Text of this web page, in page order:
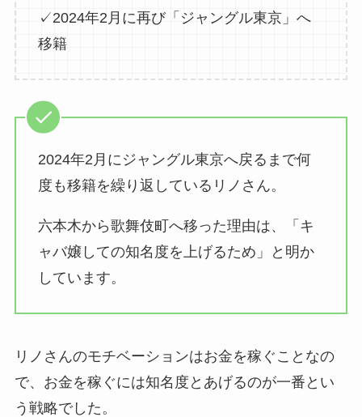
✓2024年2月に再び「ジャングル東京」へ
移籍
2024年2月にジャングル東京へ戻るまで何
度も移籍を繰り返しているリノさん。
六本木から歌舞伎町へ移った理由は、「キ
ャバ嬢しての知名度を上げるため」と明か
しています。
リノさんのモチベーションはお金を稼ぐことなの
で、お金を稼ぐには知名度とあげるのが一番とい
う戦略でした。